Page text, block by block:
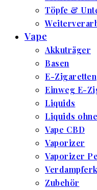
Töpfe &
Vape
Akkuträger
Basen
E-Zigaretten
Einweg E-
Liquids
Liquids
Vape CBD
Vaporizer
Vaporizer
Zubehör